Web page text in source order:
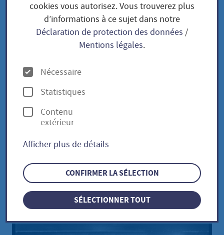
Archiv
cookies vous autorisez. Vous trouverez plus
d’informations à ce sujet dans notre
Déclaration de protection des données /
Mentions légales.
O
p
t
i
n
s
Nécessaire
Statistiques
Contenu
extérieur
Afficher plus de détails
CONFIRMER LA SÉLECTION
SÉLECTIONNER TOUT